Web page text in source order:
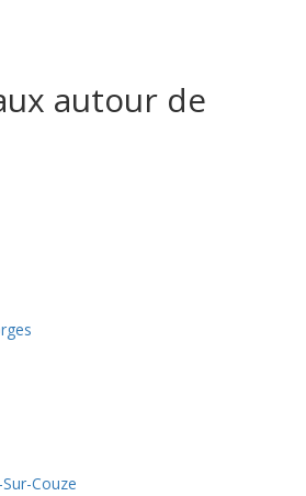
autour de
Couze